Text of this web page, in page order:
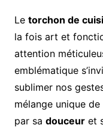
Le torchon de
la fois art et
attention
emblématique
sublimer nos
mélange unique
par sa douceuret